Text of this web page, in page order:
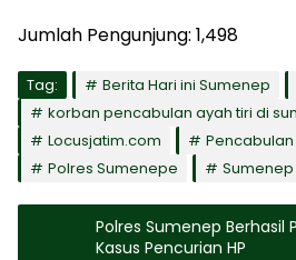
Jumlah Pengunjung: 1,498
Tag: Berita Hari ini Sumenep
korban pencabulan ayah tiri di
Locusjatim.com
Polres Sumenepe
Sumenep
Polres Sumenep Berhasil
Kasus Pencurian HP